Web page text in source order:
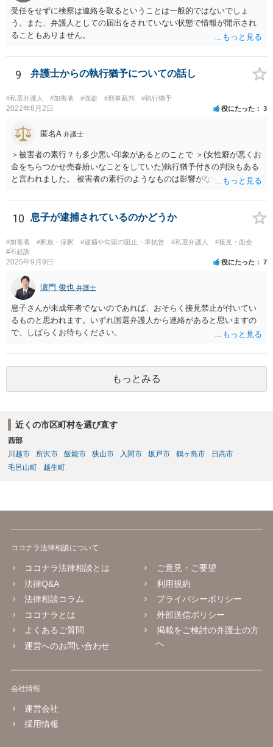
受任をせずに検察は連絡を取るということは一般的ではないでしょ
う。また、弁護人としての届出をされていない状態で情報が開示され
ることもありません。
9 弁護士からの執行猶予についての話し
#私選弁護人 #加害者 #強盗 #刑事裁判 #執行猶予
2022年8月2日 役にたった 3
匿名A 弁護士
＞被害者の素行？も多少悪い印象があるとのことで ＞(女性癖が悪くお
金をちらつかせ売春紛いなことをしていた)執行猶予付きの判決もある
と言われました。 被害者の素行のようなものは影響がないかと思いま
はあるのではないでしょうか。
10 息子が逮捕されているのかどうか
#加害者 #釈放・保釈 #逮捕や勾留の阻止・準抗告 #私選弁護人
#接見・面会
#不起訴
2025年9月9日 役にたった 7
濵門 俊也 弁護士
息子さんが未成年者でないのであれば、おそらく接見禁止が付いてい
るものと思われます。いずれ国選弁護人から連絡があると思いますの
で、しばらくお待ちください。
もっとみる
近くの市区町村を選び直す
西部
川越市
所沢市 飯能市 狭山市 入間市 坂戸市 鶴ヶ島市
日高市
毛呂山町
越生町
ココナラ法律相談について
ココナラ法律相談とは
法律Q&A
法律相談コラム
ココナラとは
よくあるご質問
運営へのお問い合わせ
ご意見・ご要望
利用規約
プライバシーポリシー
外部送信ポリシー
掲載をご検討の弁護士の方
へ
会社情報
運営会社
採用情報